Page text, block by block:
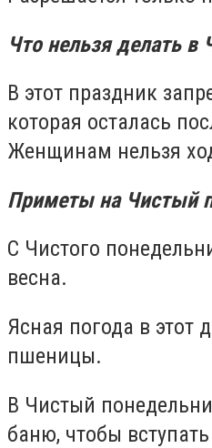
Что нельзя делать в
В этот праздник
которая осталась
Женщинам нельзя
Приметы на Чистый
С Чистого
весна.
Ясная погода в этот
пшеницы.
В Чистый
баню, чтобы